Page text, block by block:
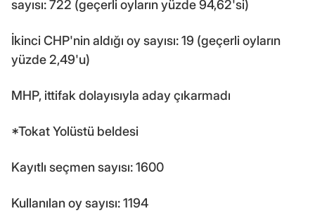
sayısı: 722 (geçerli oyların yüzde 94,62'si)
İkinci CHP'nin aldığı oy sayısı: 19 (geçerli oyların
yüzde 2,49'u)
MHP, ittifak dolayısıyla aday çıkarmadı
*Tokat Yolüstü beldesi
Kayıtlı seçmen sayısı: 1600
Kullanılan oy sayısı: 1194